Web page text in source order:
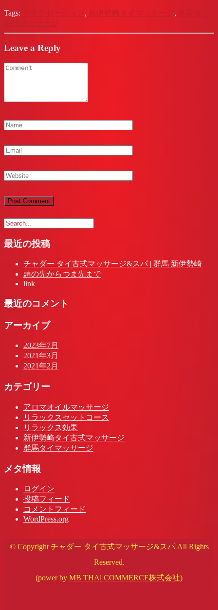
Tags: リラクゼーション, 新伊勢崎タイマッサージ, 群馬タイ
古式マッサージ
Leave a Reply
最近の投稿
チャダー タイ古式マッサージ&スパ | 群馬 新伊勢崎
頭の先からつま先まで
link
最近のコメント
アーカイブ
2023年7月
2021年3月
2021年2月
カテゴリー
アロマオイルマッサージ
リラックスセットコース
リラックス効果
新伊勢崎タイ古式マッサージ
群馬タイマッサージ
メタ情報
ログイン
投稿フィード
コメントフィード
WordPress.org
© Copyright チャダー タイ古式マッサージ&スパ All Rights
Reserved.
(power by MB THAi COMMERCE株式会社)